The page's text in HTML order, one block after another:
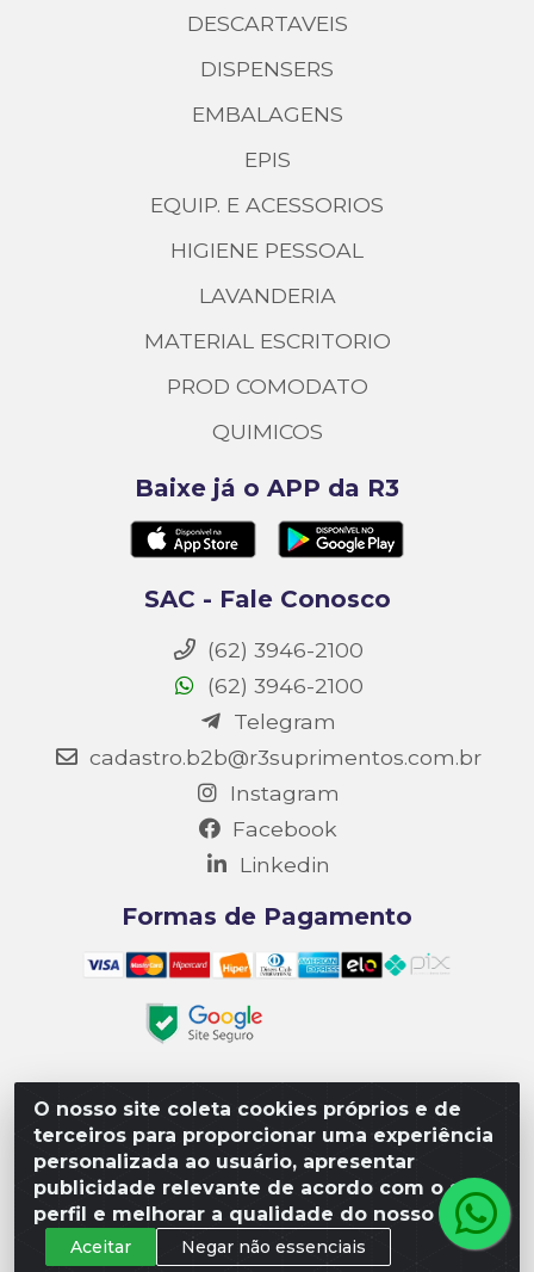
O nosso site coleta cookies próprios e de
terceiros para proporcionar uma experiência
personalizada ao usuário, apresentar
publicidade relevante de acordo com o seu
perfil e melhorar a qualidade do nosso site.
Aceitar Negar não essenciais
DESCARTAVEIS
DISPENSERS
EMBALAGENS
EPIS
EQUIP. E ACESSORIOS
HIGIENE PESSOAL
LAVANDERIA
MATERIAL ESCRITORIO
PROD COMODATO
QUIMICOS
Baixe já o APP da R3
SAC - Fale Conosco
(62) 3946-2100
(62) 3946-2100
Telegram
cadastro.b2b@r3suprimentos.com.br
Instagram
Facebook
Linkedin
Formas de Pagamento
Matriz R3 Suprimentos - Rua 14, Polo Empresarial Goiás
– Etapa III, Quadra: 15; Lote 04, Aparecida de
Goiânia/GO, CEP 74985-182. - CNPJ 10.641.901/0001-16